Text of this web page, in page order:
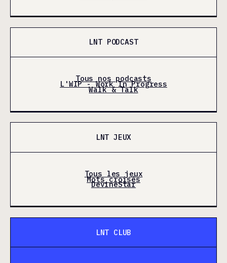
LNT PODCAST
Tous nos podcasts
L'WIP - Work In Progress
Walk & Talk
LNT JEUX
Tous les jeux
Mots croisés
DevineStar
LNT CLUB